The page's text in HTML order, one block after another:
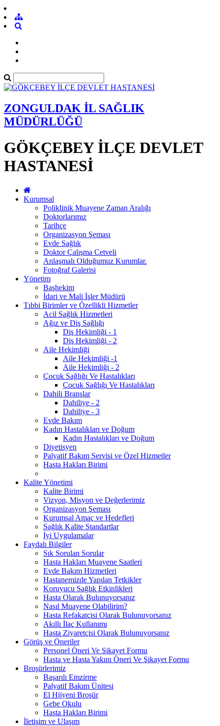
ZONGULDAK İL SAĞLIK
MÜDÜRLÜĞÜ
GÖKÇEBEY İLÇE DEVLET
HASTANESİ
Kurumsal
Poliklinik Muayene Zaman Aralığı
Doktorlarımız
Tarihçe
Organizasyon Şeması
Evde Sağlık
Doktor Çalışma Cetveli
Anlaşmalı Olduğumuz Kurumlar.
Fotoğraf Galerisi
Yönetim
Başhekim
İdari ve Mali İşler Müdürü
Tıbbi Birimler ve Özellikli Hizmetler
Acil Sağlık Hizmetleri
Ağız ve Diş Sağlığı
Diş Hekimliği - 1
Diş Hekimliği - 2
Aile Hekimliği
Aile Hekimliği -1
Aile Hekimliği - 2
Çocuk Sağlığı Ve Hastalıkları
Çocuk Sağlığı Ve Hastalıkları
Dahili Branşlar
Dahiliye - 2
Dahiliye - 3
Evde Bakım
Kadın Hastalıkları ve Doğum
Kadın Hastalıkları ve Doğum
Diyetisyen
Palyatif Bakım Servisi ve Özel Hizmetler
Hasta Hakları Birimi
Kalite Yönetimi
Kalite Birimi
Vizyon, Misyon ve Değerlerimiz
Organizasyon Şeması
Kurumsal Amaç ve Hedefleri
Sağlık Kalite Standartlar
İyi Uygulamalar
Faydalı Bilgiler
Sık Sorulan Sorular
Hasta Hakları Muayene Saatleri
Evde Bakım Hizmetleri
Hastanemizde Yapılan Tetkikler
Koruyucu Sağlık Etkinlikleri
Hasta Olarak Bulunuyorsanız
Nasıl Muayene Olabilirim?
Hasta Refakatçisi Olarak Bulunuyorsanız
Akıllı İlaç Kullanımı
Hasta Ziyaretçisi Olarak Bulunuyorsanız
Görüş ve Öneriler
Personel Öneri Ve Şikayet Formu
Hasta ve Hasta Yakını Öneri Ve Şikayet Formu
Broşürlerimiz
Başarılı Emzirme
Palyatif Bakım Ünitesi
El Hijyeni Broşür
Gebe Okulu
Hasta Hakları Birimi
İletişim ve Ulaşım